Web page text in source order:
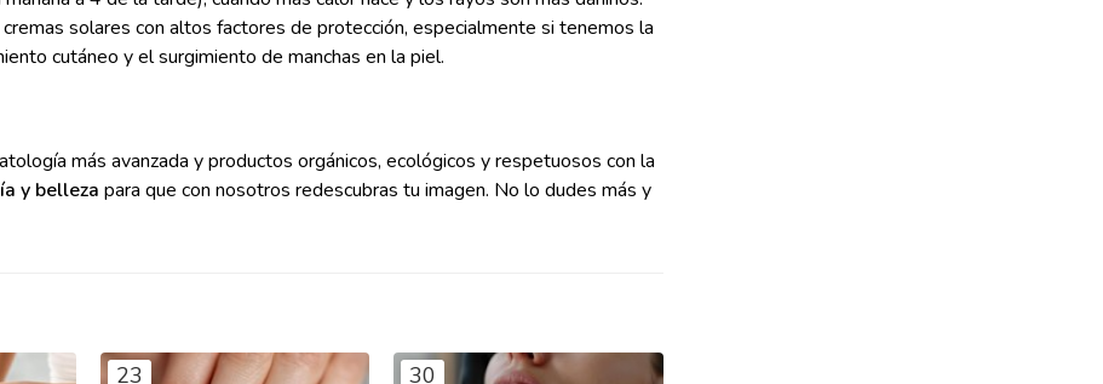
solares con altos factores de protección, especialmente si tenemos la
cutáneo y el surgimiento de manchas en la piel.
más avanzada y productos orgánicos, ecológicos y respetuosos con la
y bellezapara que con nosotros redescubras tu imagen. No lo dudes más y
23 30